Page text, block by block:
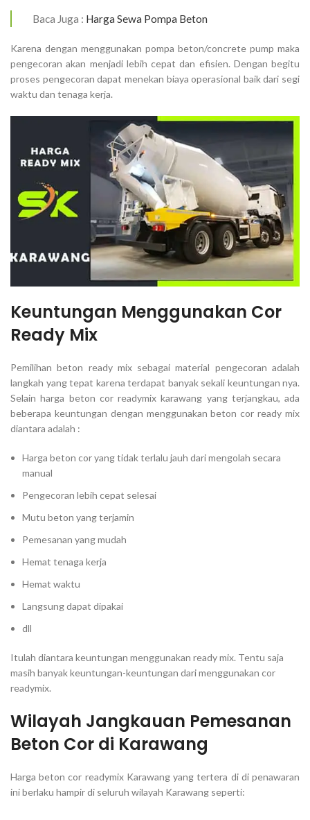
Baca Juga : Harga Sewa Pompa Beton
Karena dengan menggunakan pompa beton/concrete pump maka
pengecoran akan menjadi lebih cepat dan efisien. Dengan begitu
proses pengecoran dapat menekan biaya operasional baik dari segi
waktu dan tenaga kerja.
Keuntungan Menggunakan Cor
Ready Mix
Pemilihan beton ready mix sebagai material pengecoran adalah
langkah yang tepat karena terdapat banyak sekali keuntungan nya.
Selain harga beton cor readymix karawang yang terjangkau, ada
beberapa keuntungan dengan menggunakan beton cor ready mix
diantara adalah :
Harga beton cor yang tidak terlalu jauh dari mengolah secara
manual
Pengecoran lebih cepat selesai
Mutu beton yang terjamin
Pemesanan yang mudah
Hemat tenaga kerja
Hemat waktu
Langsung dapat dipakai
dll
Itulah diantara keuntungan menggunakan ready mix. Tentu saja
masih banyak keuntungan-keuntungan dari menggunakan cor
readymix.
Wilayah Jangkauan Pemesanan
Beton Cor di Karawang
Harga beton cor readymix Karawang yang tertera di di penawaran
ini berlaku hampir di seluruh wilayah Karawang seperti: